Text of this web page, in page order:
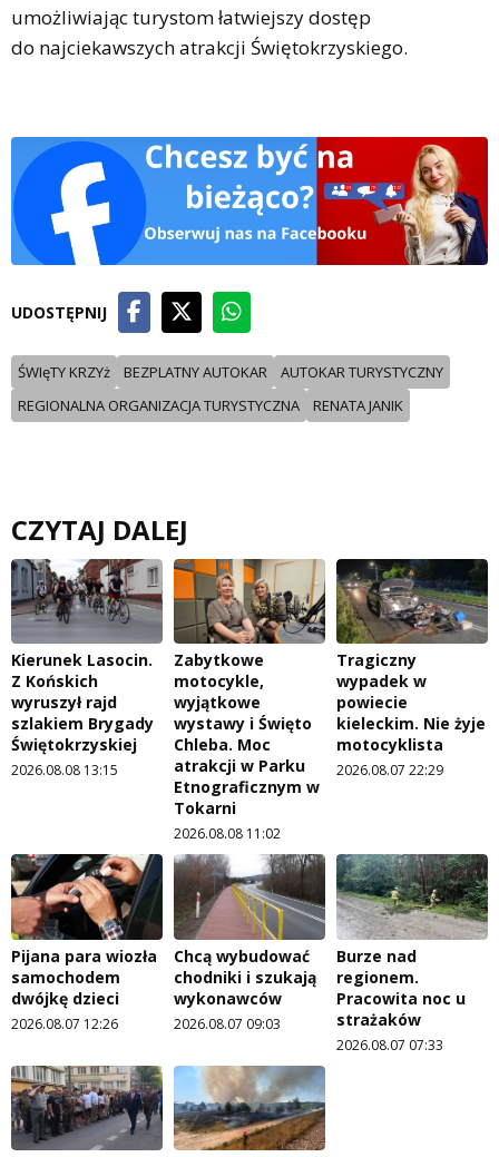
umożliwiając turystom łatwiejszy dostęp
do najciekawszych atrakcji Świętokrzyskiego.
UDOSTĘPNIJ
ŚWIęTY KRZYż BEZPLATNY AUTOKAR
AUTOKAR TURYSTYCZNY
REGIONALNA ORGANIZACJA TURYSTYCZNA
RENATA JANIK
CZYTAJ DALEJ
Kierunek Lasocin.
Z Końskich
wyruszył rajd
szlakiem Brygady
Świętokrzyskiej
2026.08.08 13:15
Zabytkowe
motocykle,
wyjątkowe
wystawy i Święto
Chleba. Moc
atrakcji w Parku
Etnograficznym w
Tokarni
2026.08.08 11:02
Tragiczny
wypadek w
powiecie
kieleckim. Nie żyje
motocyklista
2026.08.07 22:29
Pijana para wiozła
samochodem
dwójkę dzieci
2026.08.07 12:26
Chcą wybudować
chodniki i szukają
wykonawców
2026.08.07 09:03
Burze nad
regionem.
Pracowita noc u
strażaków
2026.08.07 07:33